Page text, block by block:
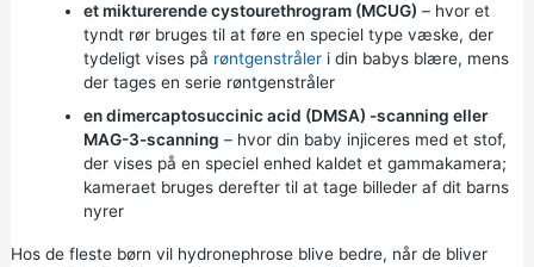
et mikturerende cystourethrogram (MCUG) – hvor et
tyndt rør bruges til at føre en speciel type væske, der
tydeligt vises på røntgenstråleri din babys blære, mens
der tages en serie røntgenstråler
en dimercaptosuccinic acid (DMSA) -scanning eller
MAG-3-scanning – hvor din baby injiceres med et stof,
der vises på en speciel enhed kaldet et gammakamera;
kameraet bruges derefter til at tage billeder af dit barns
nyrer
Hos de fleste børn vil hydronephrose blive bedre, når de bliver